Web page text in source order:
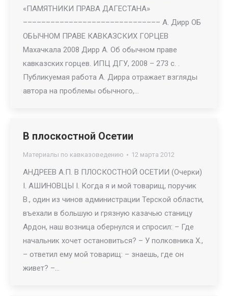
«ПАМЯТНИКИ ПРАВА ДАГЕСТАНА»
–––––––––––––––––––––––––––––– А. Дирр ОБ
ОБЫЧНОМ ПРАВЕ КАВКАЗСКИХ ГОРЦЕВ
Махачкала 2008 Дирр А. Об обычном праве
кавказских горцев. ИПЦ ДГУ, 2008 – 273 с. .
Публикуемая работа А. Дирра отражает взгляды
автора на проблемы обычного,…
В плоскостной Осетии
Материалы по кавказоведению 12 марта 2012
АНДРЕЕВ А.П. В ПЛОСКОСТНОЙ ОСЕТИИ (Очерки)
I. АШИНОВЦЫ I. Когда я и мой товарищ, поручик
В., один из чинов администрации Терской области,
въехали в большую и грязную казачью станицу
Ардон, наш возница обернулся и спросил: – Где
начальник хочет остановиться? – У полковника X.,
– ответил ему мой товарищ: – знаешь, где он
живет? –…